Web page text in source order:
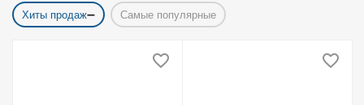
Хиты продаж Самые популярные